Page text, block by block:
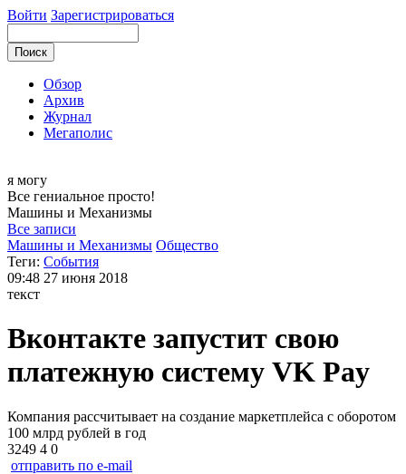
Войти Зарегистрироваться
Обзор
Архив
Журнал
Мегаполис
я могу
Все гениальное просто!
Машины и Механизмы
Все записи
Машины и Механизмы Общество
Теги: События
09:48 27 июня 2018
текст
Вконтакте запустит свою
платежную систему VK Pay
Компания рассчитывает на создание маркетплейса с оборотом
100 млрд рублей в год
3249 4 0
отправить по e-mail